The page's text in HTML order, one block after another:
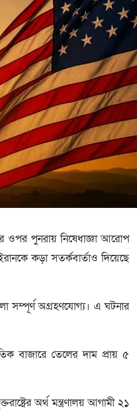
ওপর পুনরায় নিষেধাজ্ঞা আরোপ
কড়া সতর্কবার্তাও দিয়েছে
সম্পূর্ণ অগ্রহণযোগ্য। এ ঘটনার
বাজারে তেলের দাম প্রায় ৫
অর্থ মন্ত্রণালয় আগামী ২১